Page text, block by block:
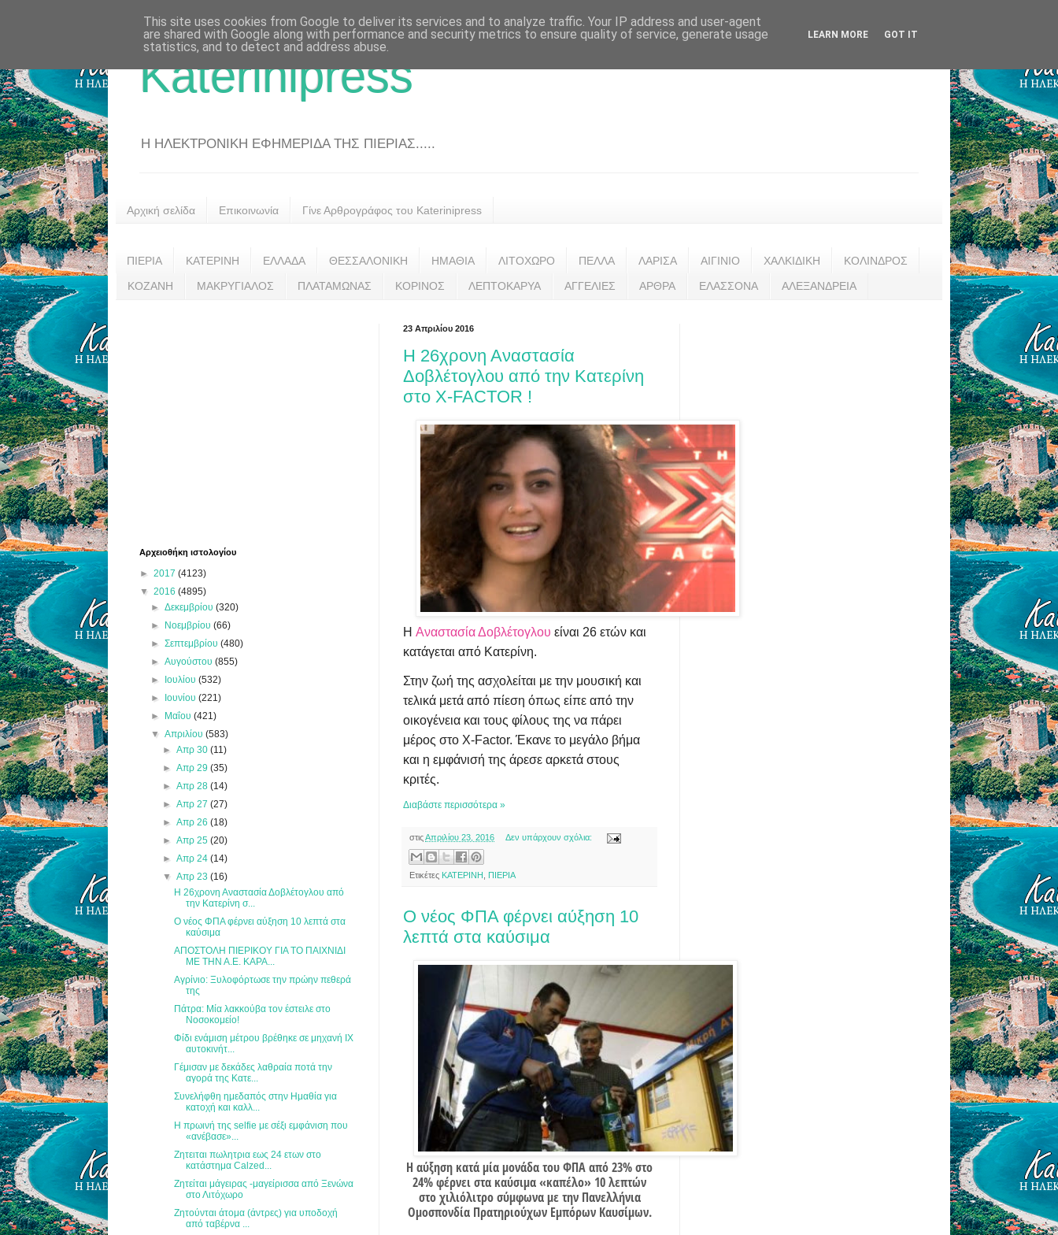
Katerinipress
Η ΗΛΕΚΤΡΟΝΙΚΗ ΕΦΗΜΕΡΙΔΑ ΤΗΣ ΠΙΕΡΙΑΣ.....
Αρχική σελίδα Επικοινωνία Γίνε Αρθρογράφος του Katerinipress
ΠΙΕΡΙΑ ΚΑΤΕΡΙΝΗ ΕΛΛΑΔΑ ΘΕΣΣΑΛΟΝΙΚΗ ΗΜΑΘΙΑ ΛΙΤΟΧΩΡΟ ΠΕΛΛΑ ΛΑΡΙΣΑ ΑΙΓΙΝΙΟ ΧΑΛΚΙΔΙΚΗ ΚΟΛΙΝΔΡΟΣ
ΚΟΖΑΝΗ ΜΑΚΡΥΓΙΑΛΟΣ ΠΛΑΤΑΜΩΝΑΣ ΚΟΡΙΝΟΣ ΛΕΠΤΟΚΑΡΥΑ ΑΓΓΕΛΙΕΣ ΑΡΘΡΑ ΕΛΑΣΣΟΝΑ ΑΛΕΞΑΝΔΡΕΙΑ
23 Απριλίου 2016
Η 26χρονη Αναστασία
Δοβλέτογλου από την Κατερίνη
στο X-FACTOR !
Η Αναστασία Δοβλέτογλου είναι 26 ετών και
κατάγεται από Κατερίνη.
Στην ζωή της ασχολείται με την μουσική και
τελικά μετά από πίεση όπως είπε από την
οικογένεια και τους φίλους της να πάρει
μέρος στο X-Factor. Έκανε το μεγάλο βήμα
και η εμφάνισή της άρεσε αρκετά στους
κριτές.
Διαβάστε περισσότερα »
στιςΑπριλίου 23, 2016 Δεν υπάρχουν σχόλια:
Ετικέτες ΚΑΤΕΡΙΝΗ ΠΙΕΡΙΑ
Ο νέος ΦΠΑ φέρνει αύξηση 10
λεπτά στα καύσιμα
Η αύξηση κατά μία μονάδα του ΦΠΑ από 23% στο
24% φέρνει στα καύσιμα «καπέλο» 10 λεπτών
στο χιλιόλιτρο σύμφωνα με την Πανελλήνια
Ομοσπονδία Πρατηριούχων Εμπόρων Καυσίμων.
Αρχειοθήκη ιστολογίου
► 2017 (4123)
▼ 2016 (4895)
►Δεκεμβρίου(320)
► Νοεμβρίου(66)
►Σεπτεμβρίου(480)
►Αυγούστου(855)
► Ιουλίου(532)
► Ιουνίου(221)
► Μαΐου(421)
▼Απριλίου(583)
► Απρ 30 (11)
► Απρ 29 (35)
► Απρ 28 (14)
► Απρ 27 (27)
► Απρ 26 (18)
► Απρ 25 (20)
► Απρ 24 (14)
▼ Απρ 23 (16)
Η 26χρονη Αναστασία Δοβλέτογλου από
την Κατερίνη σ...
Ο νέος ΦΠΑ φέρνει αύξηση 10 λεπτά στα
καύσιμα
ΑΠΟΣΤΟΛΗ ΠΙΕΡΙΚΟΥ ΓΙΑ ΤΟ ΠΑΙΧΝΙΔΙ
ΜΕ ΤΗΝ Α.Ε. ΚΑΡΑ...
Αγρίνιο: Ξυλοφόρτωσε την πρώην πεθερά
της
Πάτρα: Μία λακκούβα τον έστειλε στο
Νοσοκομείο!
Φίδι ενάμιση μέτρου βρέθηκε σε μηχανή ΙΧ
αυτοκινήτ...
Γέμισαν με δεκάδες λαθραία ποτά την
αγορά της Κατε...
Συνελήφθη ημεδαπός στην Ημαθία για
κατοχή και καλλ...
Η πρωινή της selfie με σέξι εμφάνιση που
«ανέβασε»...
Ζητειται πωλητρια εως 24 ετων στο
κατάστημα Calzed...
Ζητείται μάγειρας -μαγείρισσα από Ξενώνα
στο Λιτόχωρο
Ζητούνται άτομα (άντρες) για υποδοχή
από ταβέρνα ...
This site uses cookies from Google to deliver its services and to analyze traffic. Your IP address and user-agent
are shared with Google along with performance and security metrics to ensure quality of service, generate usage
statistics, and to detect and address abuse.
LEARN MORE GOT IT